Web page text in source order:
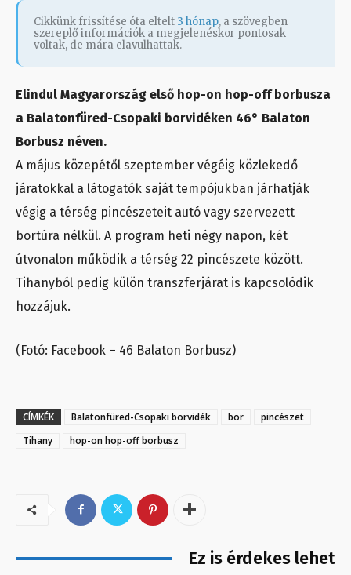
Cikkünk frissítése óta eltelt 3 hónap, a szövegben
szereplő információk a megjelenéskor pontosak
voltak, de mára elavulhattak.
Elindul Magyarország első hop-on hop-off borbusza
a Balatonfüred-Csopaki borvidéken 46° Balaton
Borbusz néven.
A május közepétől szeptember végéig közlekedő
járatokkal a látogatók saját tempójukban járhatják
végig a térség pincészeteit autó vagy szervezett
bortúra nélkül. A program heti négy napon, két
útvonalon működik a térség 22 pincészete között.
Tihanyból pedig külön transzferjárat is kapcsolódik
hozzájuk.
(Fotó: Facebook – 46 Balaton Borbusz)
CÍMKÉK Balatonfüred-Csopaki borvidék bor
pincészet
Tihany
hop-on hop-off borbusz
Ez is érdekes lehet